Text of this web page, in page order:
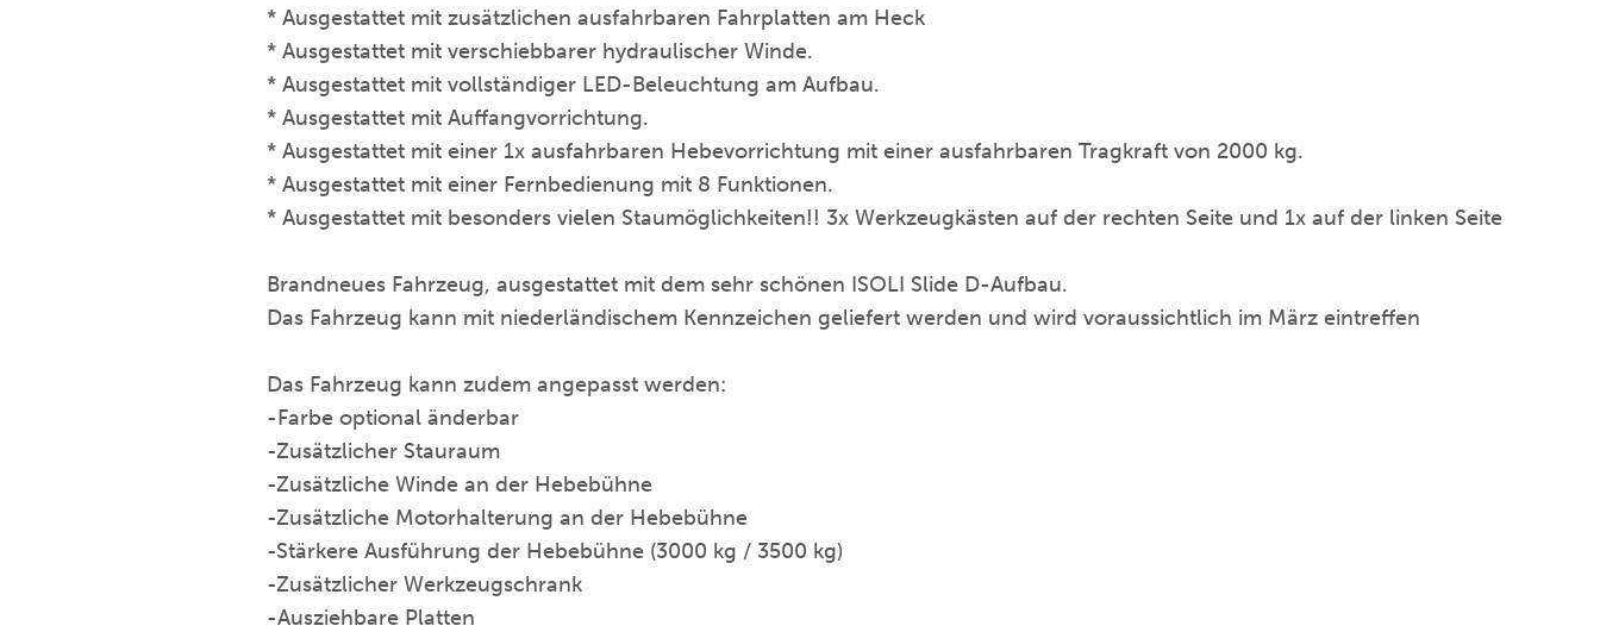
* Ausgestattet mit zusätzlichen ausfahrbaren Fahrplatten am Heck
* Ausgestattet mit verschiebbarer hydraulischer Winde.
* Ausgestattet mit vollständiger LED-Beleuchtung am Aufbau.
* Ausgestattet mit Auffangvorrichtung.
* Ausgestattet mit einer 1x ausfahrbaren Hebevorrichtung mit einer ausfahrbaren Tragkraft von 2000 kg.
* Ausgestattet mit einer Fernbedienung mit 8 Funktionen.
* Ausgestattet mit besonders vielen Staumöglichkeiten!! 3x Werkzeugkästen auf der rechten Seite und 1x auf der linken Seite
Brandneues Fahrzeug, ausgestattet mit dem sehr schönen ISOLI Slide D-Aufbau.
Das Fahrzeug kann mit niederländischem Kennzeichen geliefert werden und wird voraussichtlich im März eintreffen
Das Fahrzeug kann zudem angepasst werden:
-Farbe optional änderbar
-Zusätzlicher Stauraum
-Zusätzliche Winde an der Hebebühne
-Zusätzliche Motorhalterung an der Hebebühne
-Stärkere Ausführung der Hebebühne (3000 kg / 3500 kg)
-Zusätzlicher Werkzeugschrank
-Ausziehbare Platten